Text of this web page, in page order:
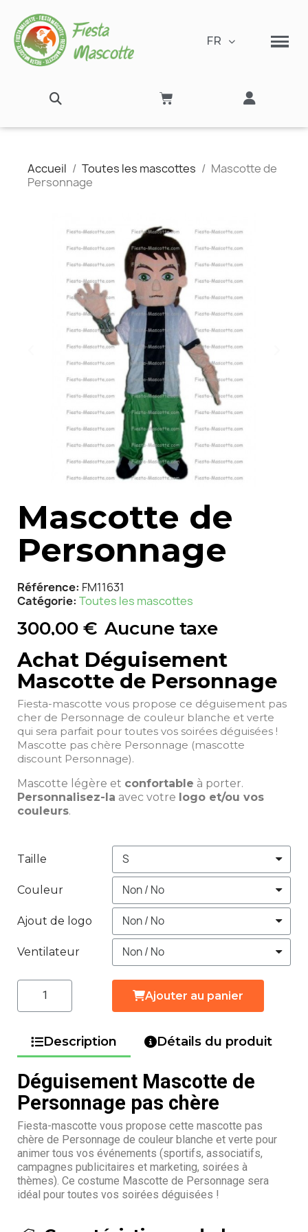
FR
Accueil Toutes les mascottes
Mascotte de
Personnage
Mascotte de
Personnage
Référence FM11631
Catégorie Toutes les mascottes
300,00 € Aucune taxe
Achat Déguisement
Mascotte de Personnage
Fiesta-mascotte vous propose ce déguisement pas
cher de Personnage de couleur blanche et verte
qui sera parfait pour toutes vos soirées déguisées !
Mascotte pas chère Personnage (mascotte
discount Personnage).
Mascotte légère et confortable à porter.
Personnalisez-la avec votre logo et/ou vos
couleurs.
Taille
Couleur
Ajout de logo
Ventilateur
Ajouter au panier
Description Détails du produit
Déguisement Mascotte de
Personnage pas chère
Fiesta-mascotte vous propose cette mascotte pas
chère de Personnage de couleur blanche et verte pour
animer tous vos événements (sportifs, associatifs,
campagnes publicitaires et marketing, soirées à
thèmes). Ce costume Mascotte de Personnage sera
idéal pour toutes vos soirées déguisées !